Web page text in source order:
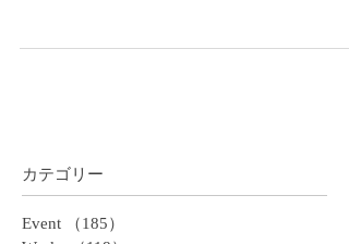
​カテゴリー
Event （185）